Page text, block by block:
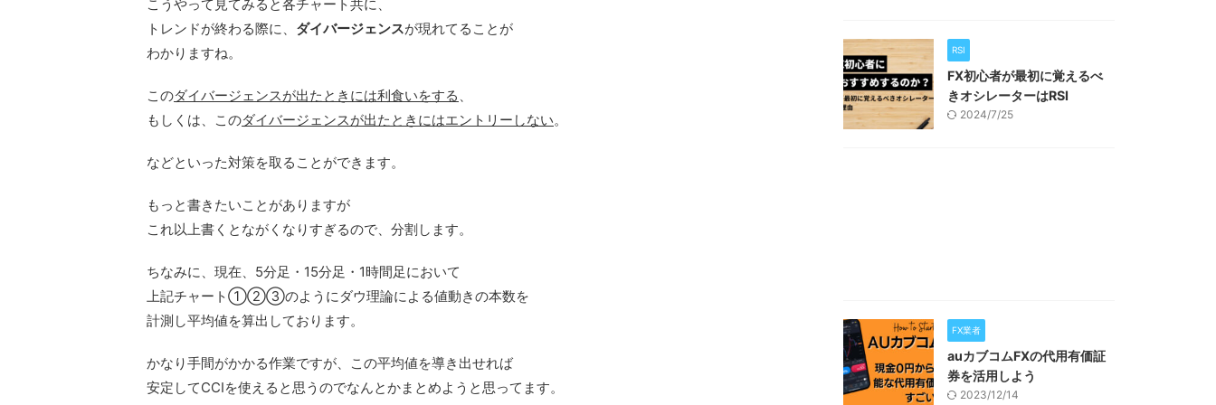
こうやって見てみると各チャート共に、
トレンドが終わる際に、 ダイバージェンスが現れてることが
わかりますね。
このダイバージェンスが出たときには利食いをする
もしくは、このダイバージェンスが出たときにはエントリーしない。
などといった対策を取ることができます。
もっと書きたいことがありますが
これ以上書くとながくなりすぎるので、分割します。
ちなみに、現在、5分足・15分足・1時間足において
上記チャート①②③のようにダウ理論による値動きの本数を
計測し平均値を算出しております。
かなり手間がかかる作業ですが、この平均値を導き出せれば
安定してCCIを使えると思うのでなんとかまとめようと思ってます。
RSI
FX初心者が最初に覚えるべ
きオシレーターはRSI
2024/7/25
FX業者
auカブコムFXの代用有価証
券を活用しよう
2023/12/14